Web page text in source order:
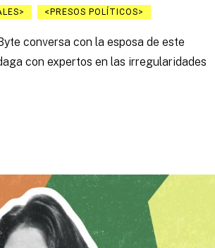
PRESOS POLÍTICOS
conversa con la esposa de este
con expertos en las irregularidades